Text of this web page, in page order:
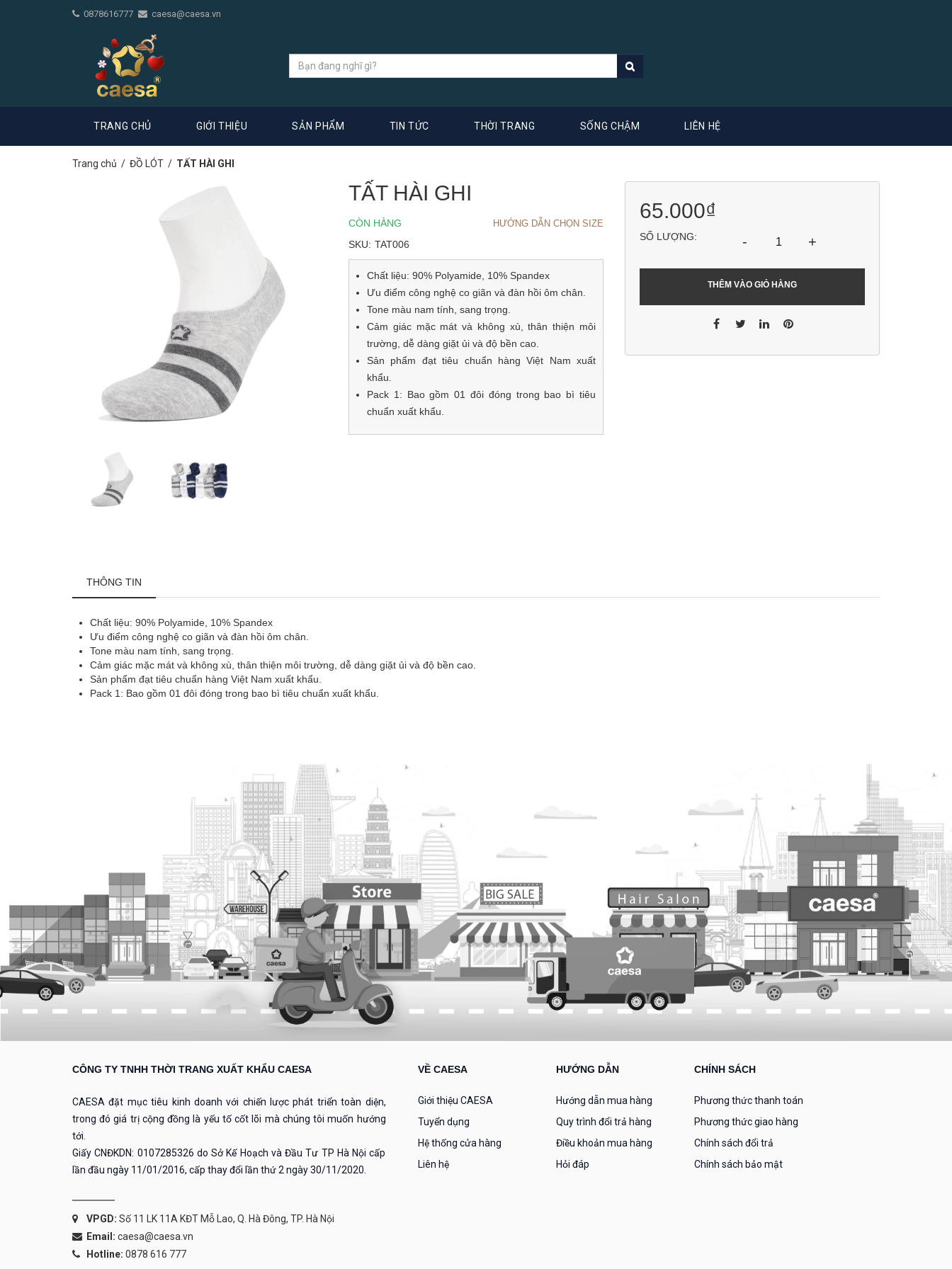
0878616777 caesa@caesa.vn
TRANG CHỦ GIỚI THIỆU SẢN PHẨM TIN TỨC THỜI TRANG SỐNG CHẬM LIÊN HỆ
Trang chủ / ĐỒ LÓT / TẤT HÀI GHI
TẤT HÀI GHI
CÒN HÀNG HƯỚNG DẪN CHỌN SIZE
SKU: TAT006
Chất liệu: 90% Polyamide, 10% Spandex
Ưu điểm công nghệ co giãn và đàn hồi ôm chân.
Tone màu nam tính, sang trọng.
Cảm giác mặc mát và không xù, thân thiện môi
trường, dễ dàng giặt ủi và độ bền cao.
Sản phẩm đạt tiêu chuẩn hàng Việt Nam xuất
khẩu.
Pack 1: Bao gồm 01 đôi đóng trong bao bì tiêu
chuẩn xuất khẩu.
65.000₫
SỐ LƯỢNG: - +
THÊM VÀO GIỎ HÀNG
THÔNG TIN
Chất liệu: 90% Polyamide, 10% Spandex
Ưu điểm công nghệ co giãn và đàn hồi ôm chân.
Tone màu nam tính, sang trọng.
Cảm giác mặc mát và không xù, thân thiện môi trường, dễ dàng giặt ủi và độ bền cao.
Sản phẩm đạt tiêu chuẩn hàng Việt Nam xuất khẩu.
Pack 1: Bao gồm 01 đôi đóng trong bao bì tiêu chuẩn xuất khẩu.
CÔNG TY TNHH THỜI TRANG XUẤT KHẨU CAESA
CAESA đặt mục tiêu kinh doanh với chiến lược phát triển toàn diện,
trong đó giá trị cộng đồng là yếu tố cốt lõi mà chúng tôi muốn hướng
tới.
Giấy CNĐKDN: 0107285326 do Sở Kế Hoạch và Đầu Tư TP Hà Nội cấp
lần đầu ngày 11/01/2016, cấp thay đổi lần thứ 2 ngày 30/11/2020.
VPGD: Số 11 LK 11A KĐT Mỗ Lao, Q. Hà Đông, TP. Hà Nội
Email: caesa@caesa.vn
Hotline: 0878 616 777
VỀ CAESA
Giới thiệu CAESA
Tuyển dụng
Hệ thống cửa hàng
Liên hệ
HƯỚNG DẪN
Hướng dẫn mua hàng
Quy trình đổi trả hàng
Điều khoản mua hàng
Hỏi đáp
CHÍNH SÁCH
Phương thức thanh toán
Phương thức giao hàng
Chính sách đổi trả
Chính sách bảo mật